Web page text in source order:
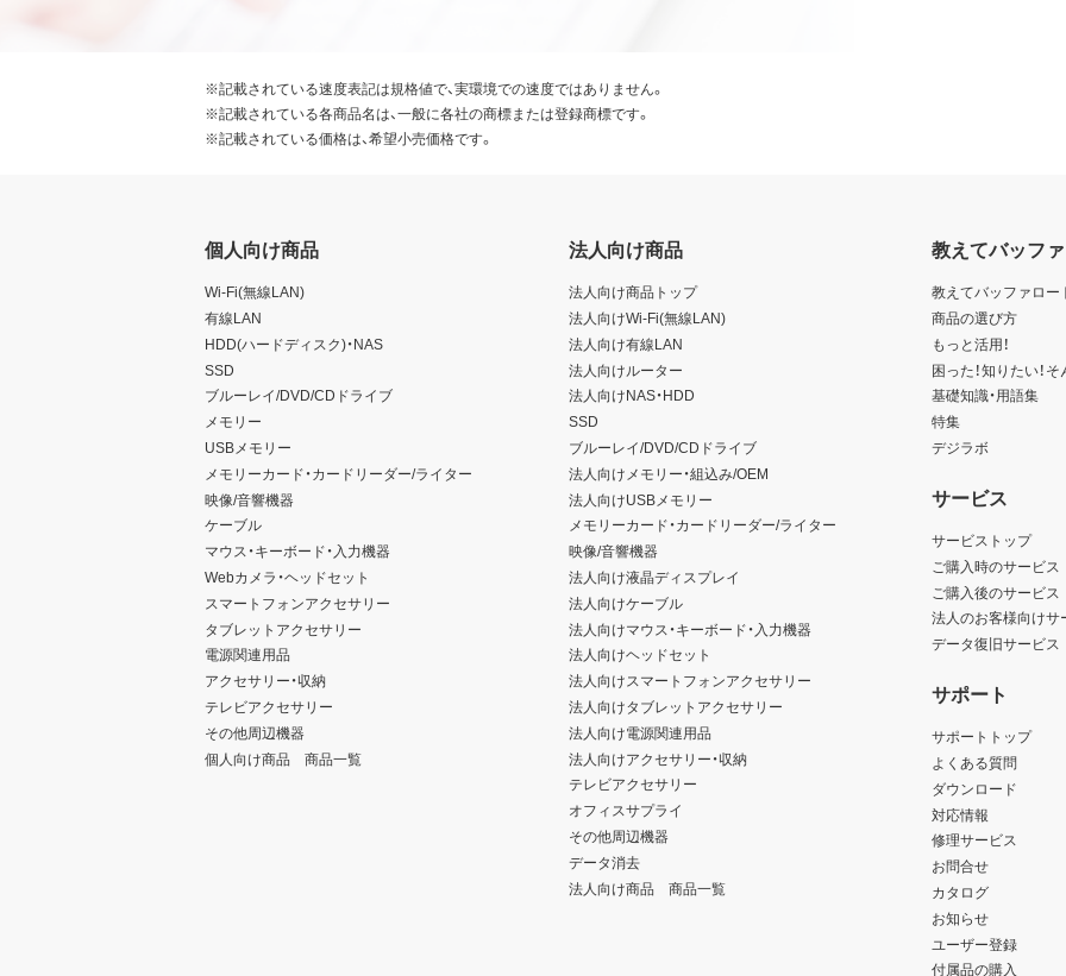
※記載されている速度表記は規格値で、実環境での速度ではありません。
※記載されている各商品名は、一般に各社の商標または登録商標です。
※記載されている価格は、希望小売価格です。
個人向け商品
Wi-Fi(無線LAN)
有線LAN
HDD(ハードディスク)・NAS
SSD
ブルーレイ/DVD/CDドライブ
メモリー
USBメモリー
メモリーカード・カードリーダー/ライター
映像/音響機器
ケーブル
マウス・キーボード・入力機器
Webカメラ・ヘッドセット
スマートフォンアクセサリー
タブレットアクセサリー
電源関連用品
アクセサリー・収納
テレビアクセサリー
その他周辺機器
個人向け商品 商品一覧
法人向け商品
法人向け商品トップ
法人向けWi-Fi(無線LAN)
法人向け有線LAN
法人向けルーター
法人向けNAS・HDD
SSD
ブルーレイ/DVD/CDドライブ
法人向けメモリー・組込み/OEM
法人向けUSBメモリー
メモリーカード・カードリーダー/ライター
映像/音響機器
法人向け液晶ディスプレイ
法人向けケーブル
法人向けマウス・キーボード・入力機器
法人向けヘッドセット
法人向けスマートフォンアクセサリー
法人向けタブレットアクセサリー
法人向け電源関連用品
法人向けアクセサリー・収納
テレビアクセサリー
オフィスサプライ
その他周辺機器
データ消去
法人向け商品 商品一覧
教えてバッフ
教えてバッファロー
商品の選び方
もっと活用！
困った！知りたい！
基礎知識・用語集
特集
デジラボ
サービス
サービストップ
ご購入時のサービス
ご購入後のサービス
法人のお客様向けサ
データ復旧サービス
サポート
サポートトップ
よくある質問
ダウンロード
対応情報
修理サービス
お問合せ
カタログ
お知らせ
ユーザー登録
付属品の購入